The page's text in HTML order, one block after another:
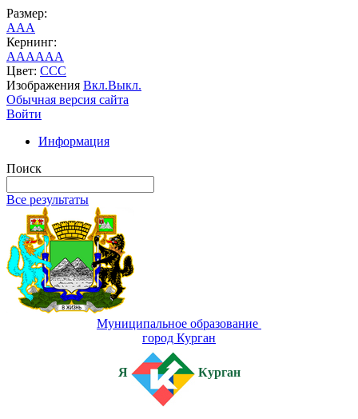
Размер:
AAA
Кернинг:
AAAAAA
Цвет: CCC
Изображения Вкл.Выкл.
Обычная версия сайта
Войти
Информация
Поиск
Все результаты
Муниципальное образование
город Курган
Я Курган